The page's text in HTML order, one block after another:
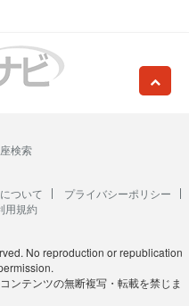
検索
ついて
プライバシーポリシー
用規約
No reproduction or republication
ンテンツの無断複写・転載を禁じま